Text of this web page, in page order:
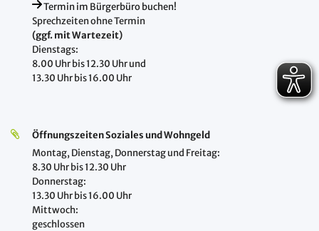
Termin im Bürgerbüro buchen!
Sprechzeiten ohne Termin
(ggf. mit Wartezeit)
Dienstags:
8.00 Uhr bis 12.30 Uhr und
13.30 Uhr bis 16.00 Uhr
Öffnungszeiten Soziales und Wohngeld
Montag, Dienstag, Donnerstag und Freitag:
8.30 Uhr bis 12.30 Uhr
Donnerstag:
13.30 Uhr bis 16.00 Uhr
Mittwoch:
geschlossen